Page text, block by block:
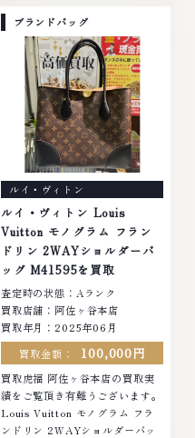
No.1へ挑戦金 プラチナ ダイヤモ
ンド ブランド品 ブランド衣類 お
酒買取りのことなら、お任せくだ
さい。なかでも金・プラチナ等の
アクセサリー・貴金属・宝石・ダ
イヤモンド・ジュエリーや ブラ
ンド品・時計等は特に自信を持っ
て、高額査定を実現しておりま
す。 古くて使わなくなってしま
ったアクセサリー、動かなくなっ
てしまった腕時計、多くのお品物
の高価買取りを実現しており、他
店ではお値段の付かなかったお品
物でも、一点一点丁寧に無料で査
定します。お気軽にご連絡くださ
い。TEL: 0120-959-764営業
時間: 10:00～19:00定休日: 年中
無休
ブランドバッグ
ルイ・ヴィトン
ルイ・ヴィトン Louis
Vuitton モノグラム フラン
ドリン 2WAYショルダーバ
ッグ M41595を買取
査定時の状態：Aランク
買取店舗：阿佐ヶ谷本店
買取年月：2025年06月
買取金額：
100,000円
買取虎福 阿佐ヶ谷本店の買取実
績をご覧頂き有難うございます。
Louis Vuitton モノグラム フラ
ンドリン 2WAYショルダーバッ